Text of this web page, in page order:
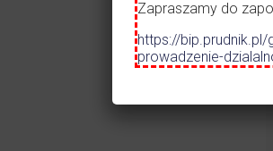
Czytaj więcejZapraszamy do
https://
prowadzenie-